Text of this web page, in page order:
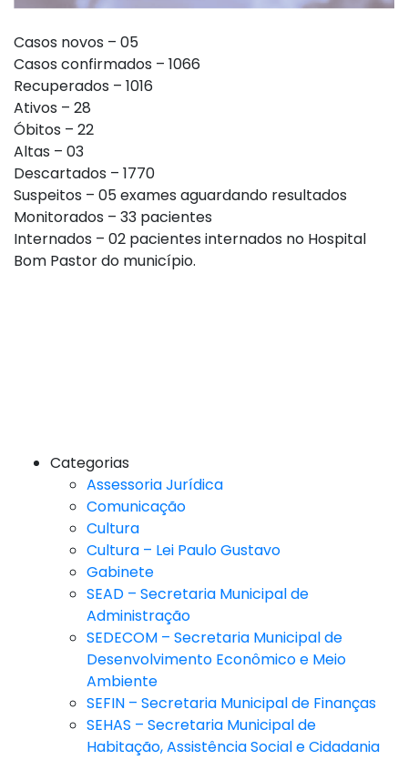
Casos novos – 05
Casos confirmados – 1066
Recuperados – 1016
Ativos – 28
Óbitos – 22
Altas – 03
Descartados – 1770
Suspeitos – 05 exames aguardando resultados
Monitorados – 33 pacientes
Internados – 02 pacientes internados no Hospital
Bom Pastor do município.
Categorias
Assessoria Jurídica
Comunicação
Cultura
Cultura – Lei Paulo Gustavo
Gabinete
SEAD – Secretaria Municipal de
Administração
SEDECOM – Secretaria Municipal de
Desenvolvimento Econômico e Meio
Ambiente
SEFIN – Secretaria Municipal de Finanças
SEHAS – Secretaria Municipal de
Habitação, Assistência Social e Cidadania